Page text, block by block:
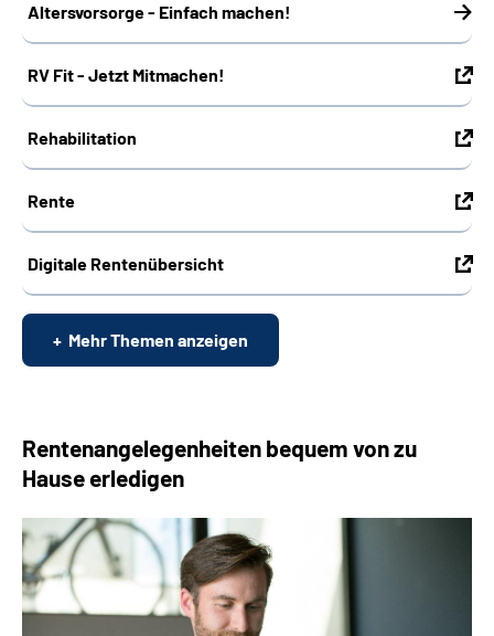
Altersvorsorge - Einfach machen!
RV Fit - Jetzt Mitmachen!
Rehabilitation
Rente
Digitale Rentenübersicht
Mehr Themen anzeigen
Rentenangelegenheiten bequem von zu
Hause erledigen